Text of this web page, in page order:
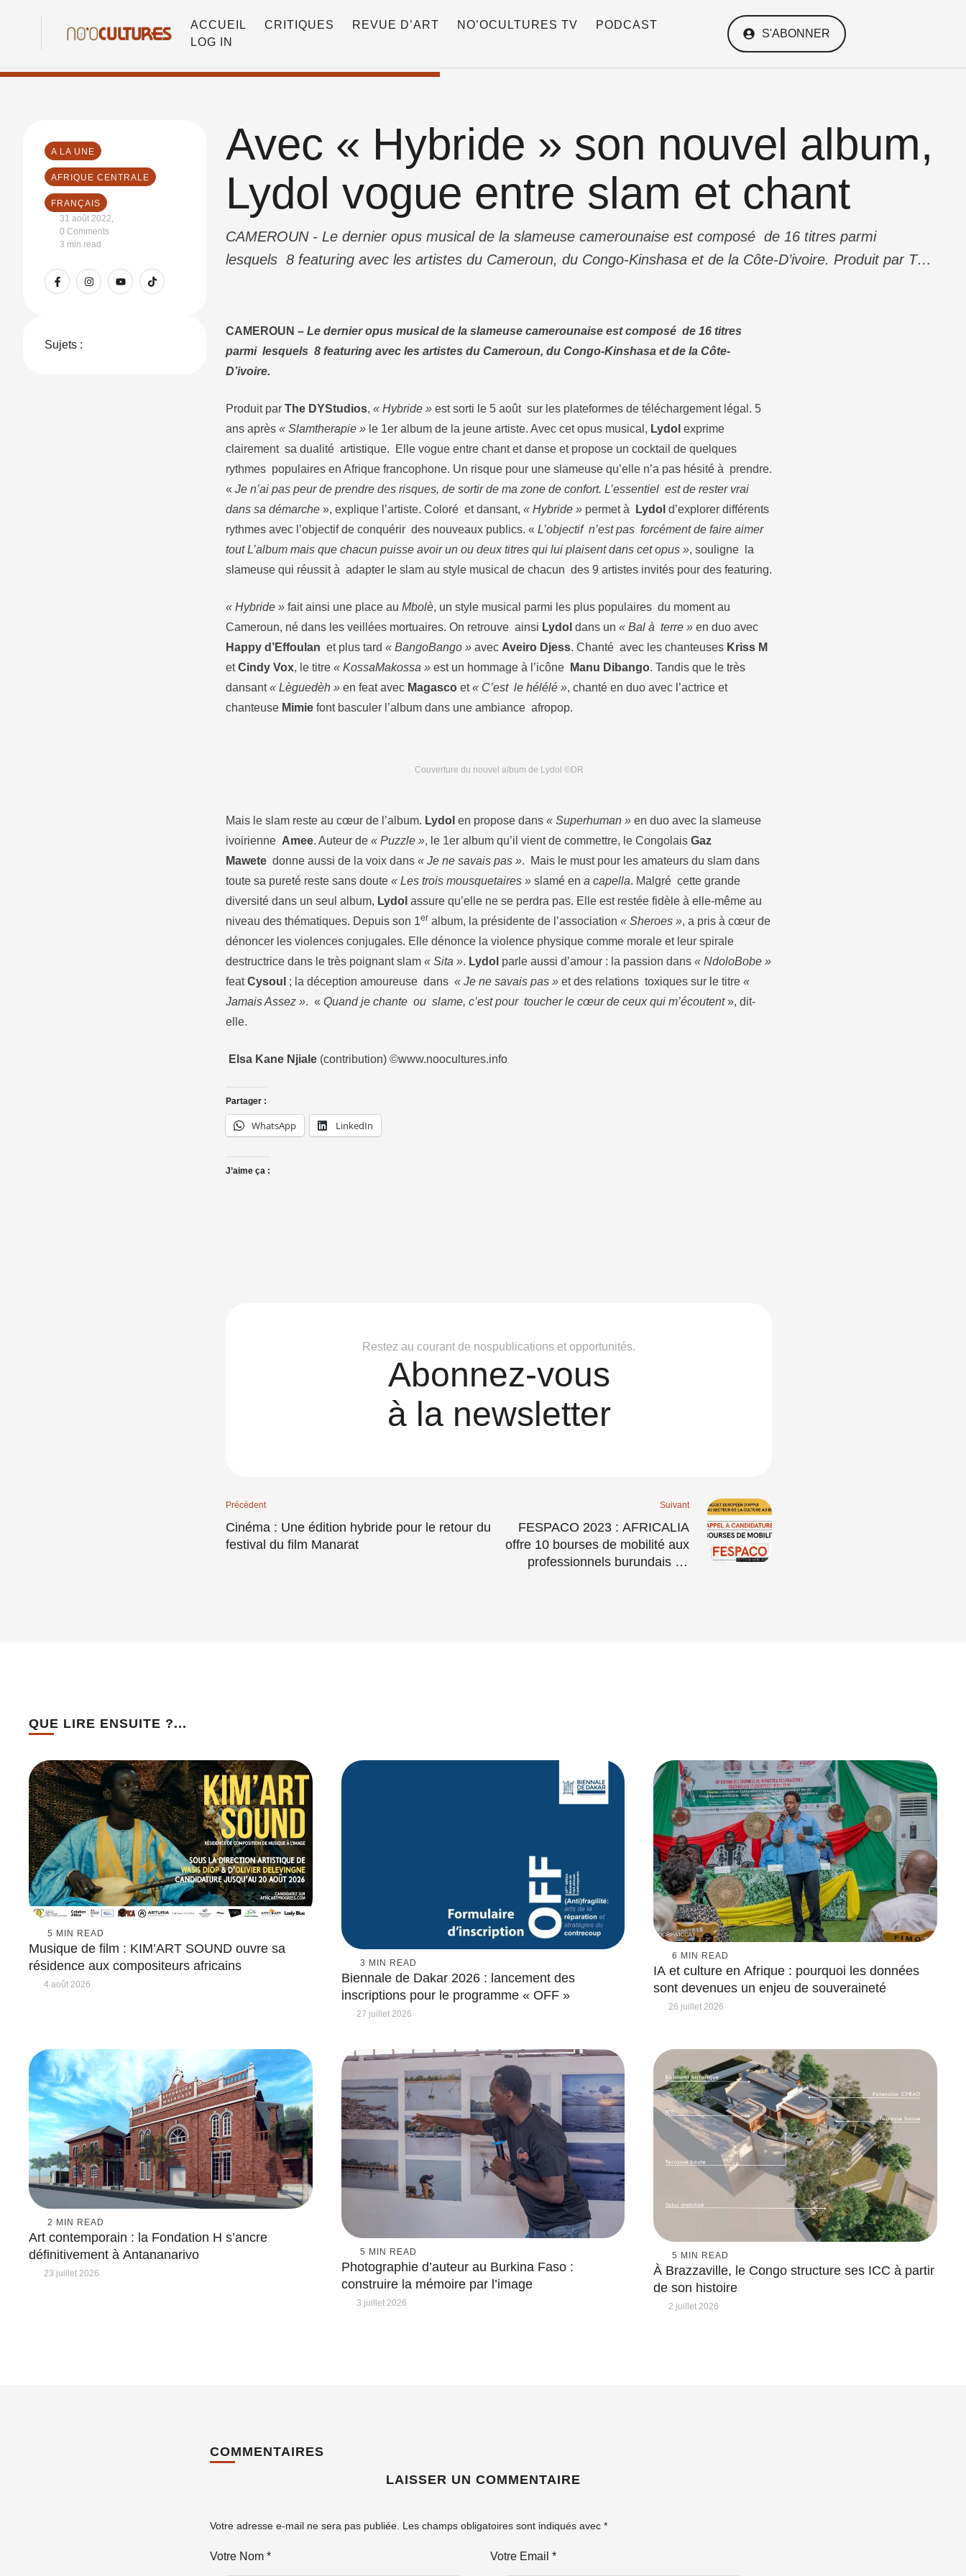
ACCUEIL CRITIQUES REVUE D’ART NO’OCULTURES TV
PODCAST
LOG IN
S'ABONNER
A LA UNE
AFRIQUE CENTRALE
FRANÇAIS
31 août 2022,
0 Comments
3 min read
Sujets :
Avec « Hybride » son nouvel album,
Lydol vogue entre slam et chant
CAMEROUN - Le dernier opus musical de la slameuse camerounaise est composé de 16 titres parmi
lesquels 8 featuring avec les artistes du Cameroun, du Congo-Kinshasa et de la Côte-D’ivoire. Produit par The
CAMEROUN – Le dernier opus musical de la slameuse camerounaise est composé de 16 titres
parmi lesquels 8 featuring avec les artistes du Cameroun, du Congo-Kinshasa et de la Côte-
D’ivoire.
Produit par The DYStudios, « Hybride » est sorti le 5 août sur les plateformes de téléchargement légal. 5
ans après « Slamtherapie » le 1er album de la jeune artiste. Avec cet opus musical, Lydol exprime
clairement sa dualité artistique. Elle vogue entre chant et danse et propose un cocktail de quelques
rythmes populaires en Afrique francophone. Un risque pour une slameuse qu’elle n’a pas hésité à prendre.
« Je n’ai pas peur de prendre des risques, de sortir de ma zone de confort. L’essentiel est de rester vrai
dans sa démarche », explique l’artiste. Coloré et dansant, « Hybride » permet à Lydol d’explorer différents
rythmes avec l’objectif de conquérir des nouveaux publics. « L’objectif n’est pas forcément de faire aimer
tout L’album mais que chacun puisse avoir un ou deux titres qui lui plaisent dans cet opus », souligne la
slameuse qui réussit à adapter le slam au style musical de chacun des 9 artistes invités pour des featuring.
« Hybride » fait ainsi une place au Mbolè, un style musical parmi les plus populaires du moment au
Cameroun, né dans les veillées mortuaires. On retrouve ainsi Lydol dans un « Bal à terre » en duo avec
Happy d’Effoulan et plus tard « BangoBango » avec Aveiro Djess. Chanté avec les chanteuses Kriss M
etCindy Vox, le titre « KossaMakossa » est un hommage à l’icône Manu Dibango. Tandis que le très
dansant« Lèguedèh » en feat avec Magasco et« C’est le hélélé », chanté en duo avec l’actrice et
chanteuse Mimie font basculer l’album dans une ambiance afropop.
Couverture du nouvel album de Lydol ©DR
Mais le slam reste au cœur de l’album. Lydol en propose dans « Superhuman » en duo avec la slameuse
ivoirienne Amee. Auteur de « Puzzle », le 1er album qu’il vient de commettre, le Congolais Gaz
Mawete donne aussi de la voix dans « Je ne savais pas ». Mais le must pour les amateurs du slam dans
toute sa pureté reste sans doute « Les trois mousquetaires » slamé en a capella. Malgré cette grande
diversité dans un seul album, Lydol assure qu’elle ne se perdra pas. Elle est restée fidèle à elle-même au
niveau des thématiques. Depuis son 1er album, la présidente de l’association « Sheroes », a pris à cœur de
dénoncer les violences conjugales. Elle dénonce la violence physique comme morale et leur spirale
destructrice dans le très poignant slam « Sita ». Lydol parle aussi d’amour : la passion dans « NdoloBobe »
featCysoul ; la déception amoureuse dans « Je ne savais pas » et des relations toxiques sur le titre «
Jamais Assez ». « Quand je chante ou slame, c’est pour toucher le cœur de ceux qui m’écoutent», dit-
elle.
Elsa Kane Njiale (contribution) ©www.noocultures.info
Partager :
WhatsApp LinkedIn
J’aime ça :
Restez au courant de nospublications et opportunités.
Abonnez-vous
à la newsletter
Précédent
Cinéma : Une édition hybride pour le retour du
festival du film Manarat
Suivant
FESPACO 2023 : AFRICALIA
offre 10 bourses de mobilité aux
professionnels burundais de
QUE LIRE ENSUITE ?...
5 MIN READ
Musique de film : KIM’ART SOUND ouvre sa
résidence aux compositeurs africains
4 août 2026
3 MIN READ
Biennale de Dakar 2026 : lancement des
inscriptions pour le programme « OFF »
27 juillet 2026
6 MIN READ
IA et culture en Afrique : pourquoi les données
sont devenues un enjeu de souveraineté
26 juillet 2026
2 MIN READ
Art contemporain : la Fondation H s’ancre
définitivement à Antananarivo
23 juillet 2026
5 MIN READ
Photographie d’auteur au Burkina Faso :
construire la mémoire par l’image
3 juillet 2026
5 MIN READ
À Brazzaville, le Congo structure ses ICC à partir
de son histoire
2 juillet 2026
COMMENTAIRES
LAISSER UN COMMENTAIRE
Votre adresse e-mail ne sera pas publiée. Les champs obligatoires sont indiqués avec *
Votre Nom * Votre Email *